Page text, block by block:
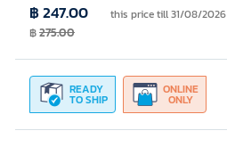
READY
TO SHIP
ONLINE
ONLY
฿ 247.00 this price till 31/08/2026
฿275.00